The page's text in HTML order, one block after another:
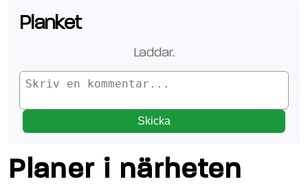
Planket
Laddar.
Skicka
Planer i närheten